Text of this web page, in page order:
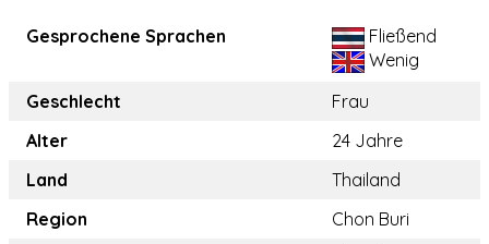
Gesprochene Sprachen
Fließend
Wenig
Geschlecht
Frau
Alter
24 Jahre
Land
Thailand
Region
Chon Buri